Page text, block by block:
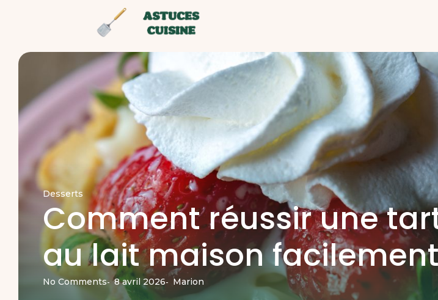
Desserts
Comment réussir une
au lait maison facilement
No Comments- 8 avril 2026- Marion